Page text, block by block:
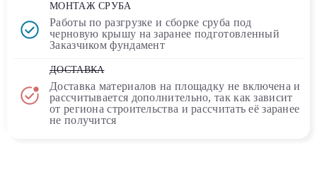
МОНТАЖ СРУБА
Работы по разгрузке и сборке сруба под
черновую крышу на заранее подготовленный
Заказчиком фундамент
ДОСТАВКА
Доставка материалов на площадку не включена и
рассчитывается дополнительно, так как зависит
от региона строительства и рассчитать её заранее
не получится